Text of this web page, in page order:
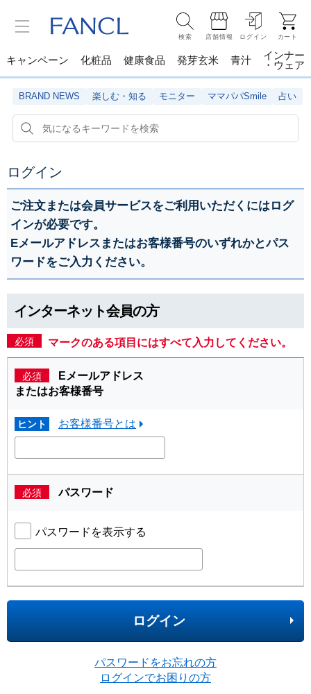
検索 店舗情報 ログイン カート
キャンペーン 化粧品 健康食品 発芽玄米 青汁
インナー
・ウェア
BRAND NEWS 楽しむ・知る モニター ママパパSmile 占い
ログイン
ご注文または会員サービスをご利用いただくにはログ
インが必要です。
Eメールアドレスまたはお客様番号のいずれかとパス
ワードをご入力ください。
インターネット会員の方
必須 マークのある項目にはすべて入力してください。
必須
Eメールアドレス
またはお客様番号
ヒント お客様番号とは
必須 パスワード
パスワードを表示する
ログイン
パスワードをお忘れの方
ログインでお困りの方